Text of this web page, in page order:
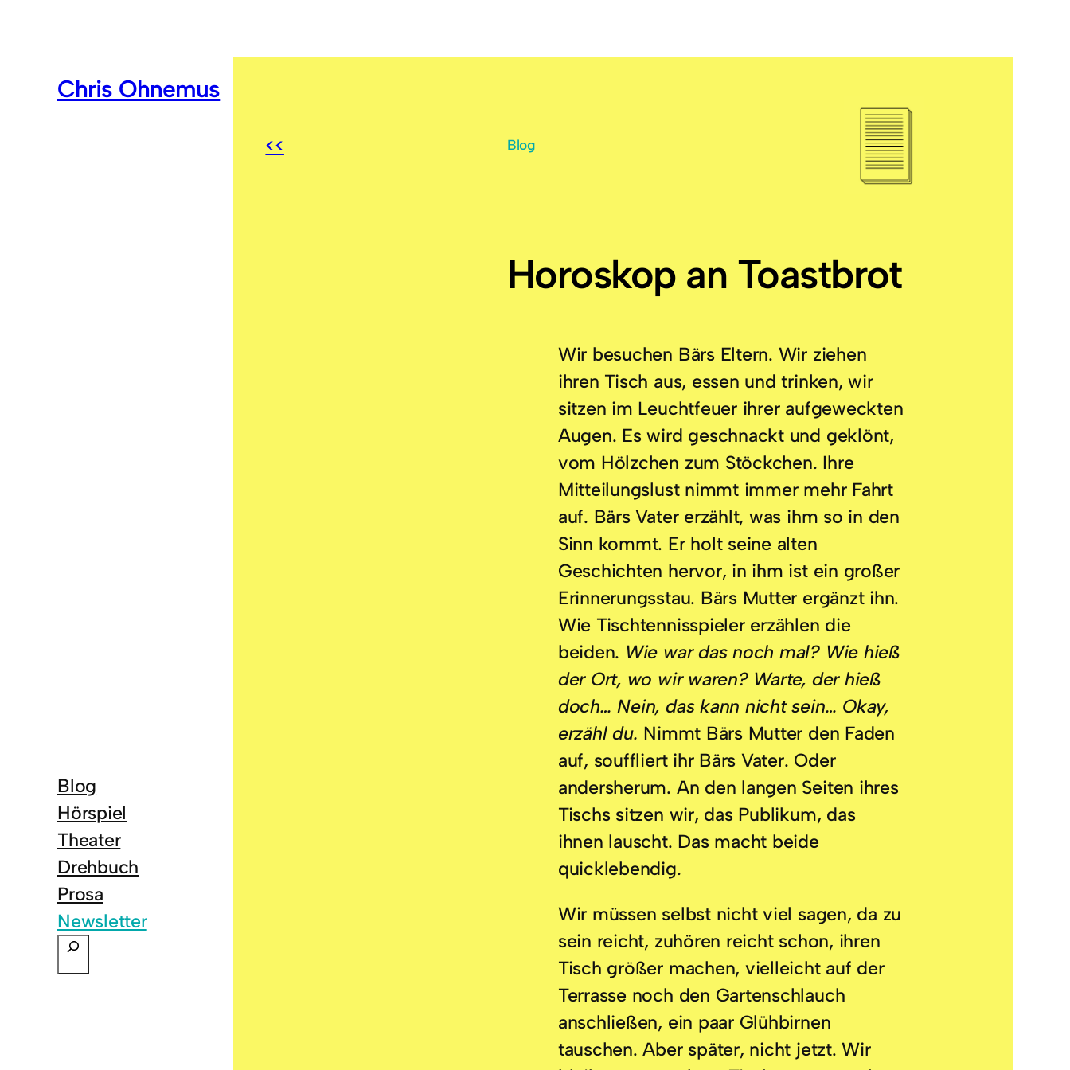
Chris Ohnemus
Blog
Hörspiel
Theater
Drehbuch
Prosa
Newsletter
u
<< Blog
Horoskop an Toastbrot
Wir besuchen Bärs Eltern. Wir ziehen
ihren Tisch aus, essen und trinken, wir
sitzen im Leuchtfeuer ihrer aufgeweckten
Augen. Es wird geschnackt und geklönt,
vom Hölzchen zum Stöckchen. Ihre
Mitteilungslust nimmt immer mehr Fahrt
auf. Bärs Vater erzählt, was ihm so in den
Sinn kommt. Er holt seine alten
Geschichten hervor, in ihm ist ein großer
Erinnerungsstau. Bärs Mutter ergänzt ihn.
Wie Tischtennisspieler erzählen die
beiden. Wie war das noch mal? Wie hieß
der Ort, wo wir waren? Warte, der hieß
doch… Nein, das kann nicht sein… Okay,
erzähl du. Nimmt Bärs Mutter den Faden
auf, souffliert ihr Bärs Vater. Oder
andersherum. An den langen Seiten ihres
Tischs sitzen wir, das Publikum, das
ihnen lauscht. Das macht beide
quicklebendig.
Wir müssen selbst nicht viel sagen, da zu
sein reicht, zuhören reicht schon, ihren
Tisch größer machen, vielleicht auf der
Terrasse noch den Gartenschlauch
anschließen, ein paar Glühbirnen
tauschen. Aber später, nicht jetzt. Wir